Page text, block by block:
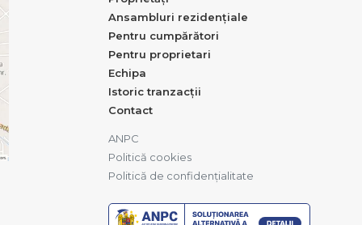
Ansambluri rezidențiale
Pentru cumpărători
Pentru proprietari
Echipa
Istoric tranzacții
Contact
ANPC
Politică cookies
Politică de confidențialitate